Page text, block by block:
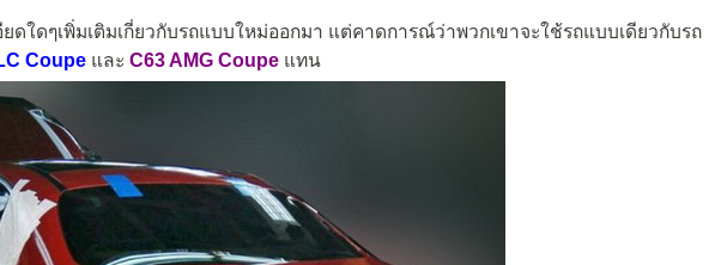
ยดใดๆเพิ่มเติมเกี่ยวกับรถแบบใหม่ออกมา แต่คาดการณ์ว่าพวกเขาจะใช้รถแบบเดียวกับรถ
Coupe และ C63 AMG Coupe แทน